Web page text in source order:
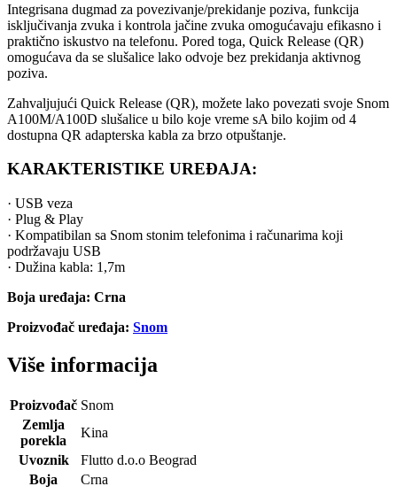
Integrisana dugmad za povezivanje/prekidanje poziva, funkcija
isključivanja zvuka i kontrola jačine zvuka omogućavaju efikasno i
praktično iskustvo na telefonu. Pored toga, Quick Release (QR)
omogućava da se slušalice lako odvoje bez prekidanja aktivnog
poziva.
Zahvaljujući Quick Release (QR), možete lako povezati svoje Snom
A100M/A100D slušalice u bilo koje vreme sA bilo kojim od 4
dostupna QR adapterska kabla za brzo otpuštanje.
KARAKTERISTIKE UREĐAJA:
· USB veza
· Plug & Play
· Kompatibilan sa Snom stonim telefonima i računarima koji
podržavaju USB
· Dužina kabla: 1,7m
Boja uređaja: Crna
Proizvođač uređaja: Snom
Više informacija
Proizvođač Snom
Zemlja
porekla
Kina
Uvoznik
Flutto d.o.o Beograd
Boja
Crna